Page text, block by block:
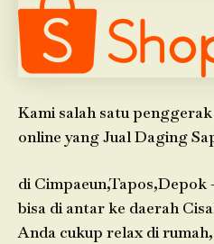
Kami salah satu
online yang Jual Daging
di Cimpaeun,Tapos,Depok
bisa di antar ke daerah
Anda cukup relax di